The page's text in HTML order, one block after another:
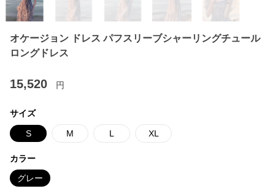
オケージョン ドレス パフスリーブシャーリングチュール
ロングドレス
15,520 円
サイズ
S M L XL
カラー
グレー